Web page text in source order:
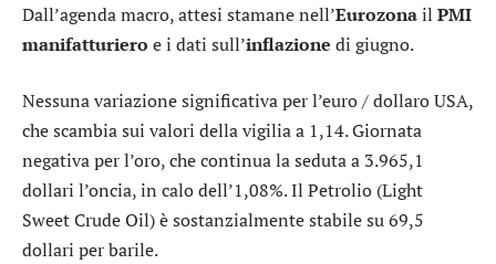
Dall’agenda macro, attesi stamane nell’Eurozonail PMI
manifatturiero e i dati sull’inflazione di giugno.
Nessuna variazione significativa per l’euro / dollaro USA,
che scambia sui valori della vigilia a 1,14. Giornata
negativa per l’oro, che continua la seduta a 3.965,1
dollari l’oncia, in calo dell’1,08%. Il Petrolio (Light
Sweet Crude Oil) è sostanzialmente stabile su 69,5
dollari per barile.